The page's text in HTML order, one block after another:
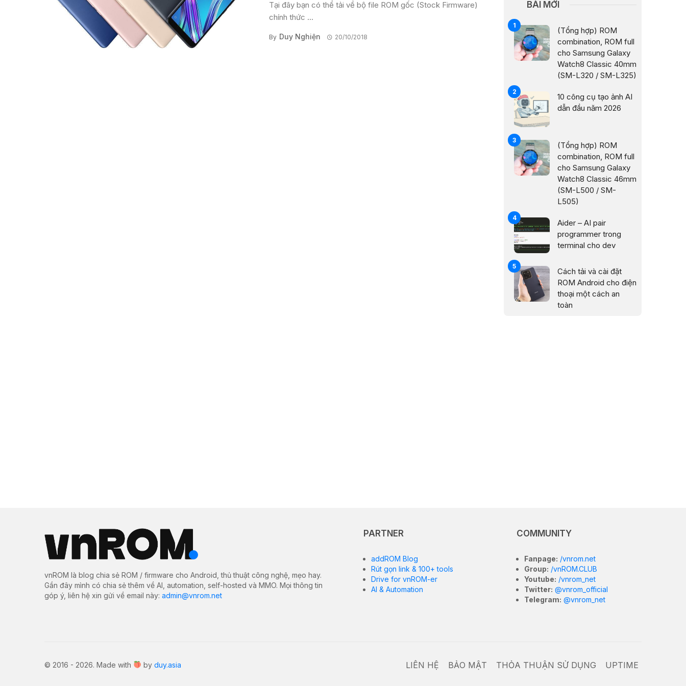
Tại đây bạn có thể tải về bộ file ROM gốc (Stock Firmware)
chính thức ...
By Duy Nghiện 20/10/2018
BÀI MỚI
(Tổng hợp) ROM
combination, ROM full
cho Samsung Galaxy
Watch8 Classic 40mm
(SM-L320 / SM-L325)
10 công cụ tạo ảnh AI
dẫn đầu năm 2026
(Tổng hợp) ROM
combination, ROM full
cho Samsung Galaxy
Watch8 Classic 46mm
(SM-L500 / SM-
L505)
Aider – AI pair
programmer trong
terminal cho dev
Cách tải và cài đặt
ROM Android cho điện
thoại một cách an
toàn
vnROM là blog chia sẻ ROM / firmware cho Android, thủ thuật công nghệ, mẹo hay.
Gần đây mình có chia sẻ thêm về AI, automation, self-hosted và MMO. Mọi thông tin
góp ý, liên hệ xin gửi về email này: admin@vnrom.net
PARTNER
addROM Blog
Rút gọn link & 100+ tools
Drive for vnROM-er
AI & Automation
COMMUNITY
Fanpage: /vnrom.net
Group: /vnROM.CLUB
Youtube: /vnrom_net
Twitter: @vnrom_official
Telegram: @vnrom_net
© 2016 - 2026. Made with by duy.asia LIÊN HỆ BẢO MẬT THỎA THUẬN SỬ DỤNG UPTIME